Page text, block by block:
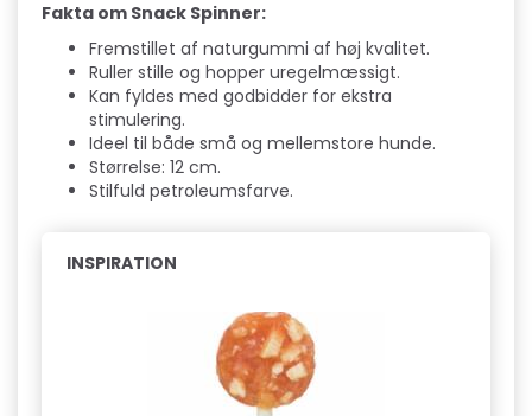
Fakta om Snack Spinner:
Fremstillet af naturgummi af høj kvalitet.
Ruller stille og hopper uregelmæssigt.
Kan fyldes med godbidder for ekstra
stimulering.
Ideel til både små og mellemstore hunde.
Størrelse: 12 cm.
Stilfuld petroleumsfarve.
INSPIRATION